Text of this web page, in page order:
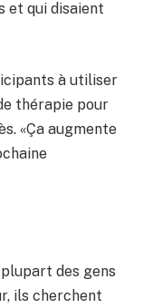
et qui disaient
à utiliser
thérapie pour
«Ça augmente
des gens
ils cherchent